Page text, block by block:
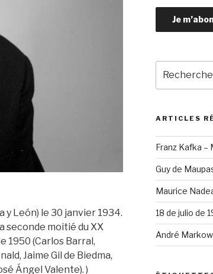
y León) le 30 janvier 1934.
seconde moitié du XX
1950 (Carlos Barral,
Jaime Gil de Biedma,
Ángel Valente). )
pour
:
ARTICLES
Franz Kafka –
Guy de
Maurice
18 de julio de
André